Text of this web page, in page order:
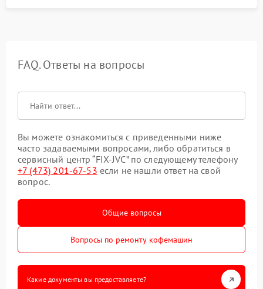
FAQ. Ответы на вопросы
Вы можете ознакомиться с приведенными ниже
часто задаваемыми вопросами, либо обратиться в
сервисный центр “FIX-JVC” по следующему телефону
+7 (473) 201-67-53 если не нашли ответ на свой
вопрос.
Общие вопросы
Вопросы по ремонту кофемашин
Какие документы вы предоставляете?